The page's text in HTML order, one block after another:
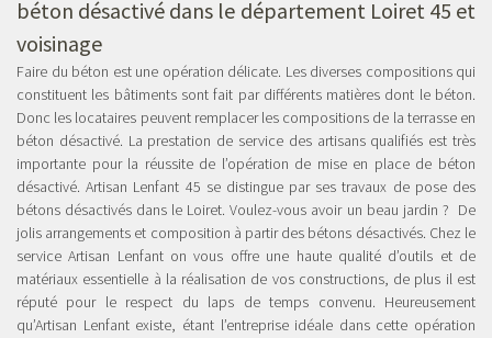
béton désactivé dans le département Loiret 45 et
voisinage
Faire du béton est une opération délicate. Les diverses compositions qui
constituent les bâtiments sont fait par différents matières dont le béton.
Donc les locataires peuvent remplacer les compositions de la terrasse en
béton désactivé. La prestation de service des artisans qualifiés est très
importante pour la réussite de l’opération de mise en place de béton
désactivé. Artisan Lenfant 45 se distingue par ses travaux de pose des
bétons désactivés dans le Loiret. Voulez-vous avoir un beau jardin ? De
jolis arrangements et composition à partir des bétons désactivés. Chez le
service Artisan Lenfant on vous offre une haute qualité d’outils et de
matériaux essentielle à la réalisation de vos constructions, de plus il est
réputé pour le respect du laps de temps convenu. Heureusement
qu’Artisan Lenfant existe, étant l’entreprise idéale dans cette opération